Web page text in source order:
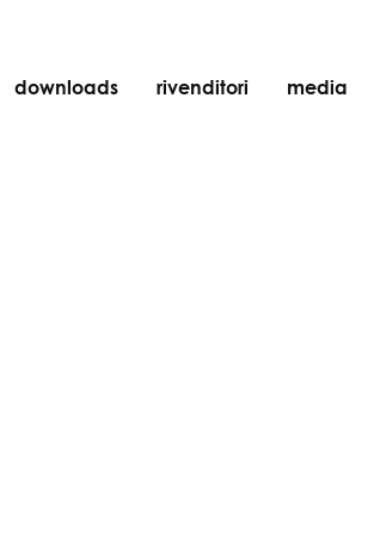
downloads rivenditori media